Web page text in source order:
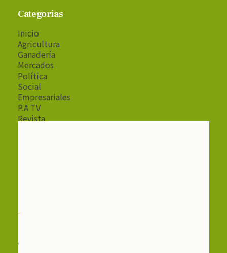
Categorías
Inicio
Agricultura
Ganadería
Mercados
Política
Social
Empresariales
P.A TV
Revista